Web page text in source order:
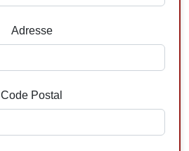
Adresse
Code Postal